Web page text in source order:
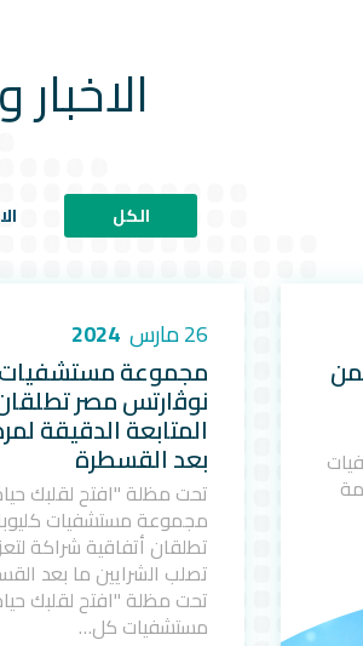
الكل
26 مارس 2024
مجموعة مستشفيات
نوﭬارتس مصر
المتابعة الدقيقة
بعد القسطرة
تحت مظلة "افتح لقلبك
مجموعة مستشفيات
تطلقان أتفاقية شراكة
تصلب الشرايين ما بعد
تحت مظلة "افتح لقلبك
مستشفيات كل…